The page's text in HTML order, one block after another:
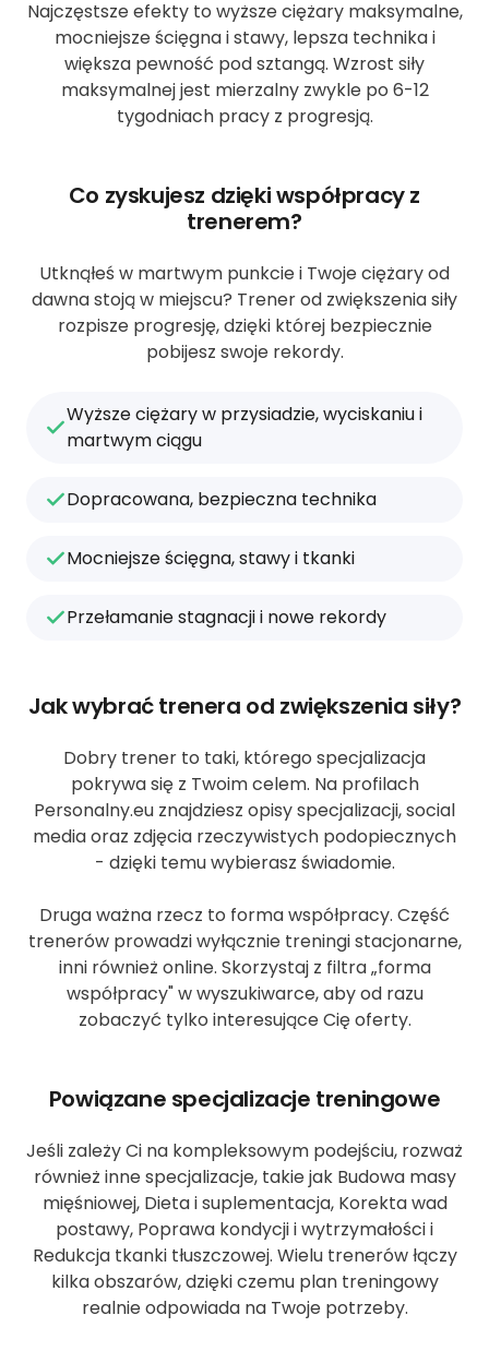
Najczęstsze efekty to wyższe ciężary maksymalne,
mocniejsze ścięgna i stawy, lepsza technika i
większa pewność pod sztangą. Wzrost siły
maksymalnej jest mierzalny zwykle po 6-12
tygodniach pracy z progresją.
Co zyskujesz dzięki współpracy z
trenerem?
Utknąłeś w martwym punkcie i Twoje ciężary od
dawna stoją w miejscu? Trener od zwiększenia siły
rozpisze progresję, dzięki której bezpiecznie
pobijesz swoje rekordy.
Wyższe ciężary w przysiadzie, wyciskaniu i
martwym ciągu
Dopracowana, bezpieczna technika
Mocniejsze ścięgna, stawy i tkanki
Przełamanie stagnacji i nowe rekordy
Jak wybrać trenera od zwiększenia siły?
Dobry trener to taki, którego specjalizacja
pokrywa się z Twoim celem. Na profilach
Personalny.eu znajdziesz opisy specjalizacji, social
media oraz zdjęcia rzeczywistych podopiecznych
- dzięki temu wybierasz świadomie.
Druga ważna rzecz to forma współpracy. Część
trenerów prowadzi wyłącznie treningi stacjonarne,
inni również online. Skorzystaj z filtra „forma
współpracy" w wyszukiwarce, aby od razu
zobaczyć tylko interesujące Cię oferty.
Powiązane specjalizacje treningowe
Jeśli zależy Ci na kompleksowym podejściu, rozważ
również inne specjalizacje, takie jak Budowa masy
mięśniowej, Dieta i suplementacja, Korekta wad
postawy, Poprawa kondycji i wytrzymałości i
Redukcja tkanki tłuszczowej. Wielu trenerów łączy
kilka obszarów, dzięki czemu plan treningowy
realnie odpowiada na Twoje potrzeby.